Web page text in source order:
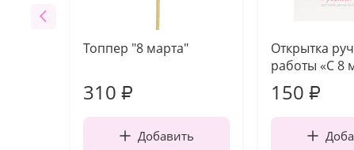
Топпер "8 марта"
310 ₽
Добавить
Открытка
работы «С 8
150 ₽